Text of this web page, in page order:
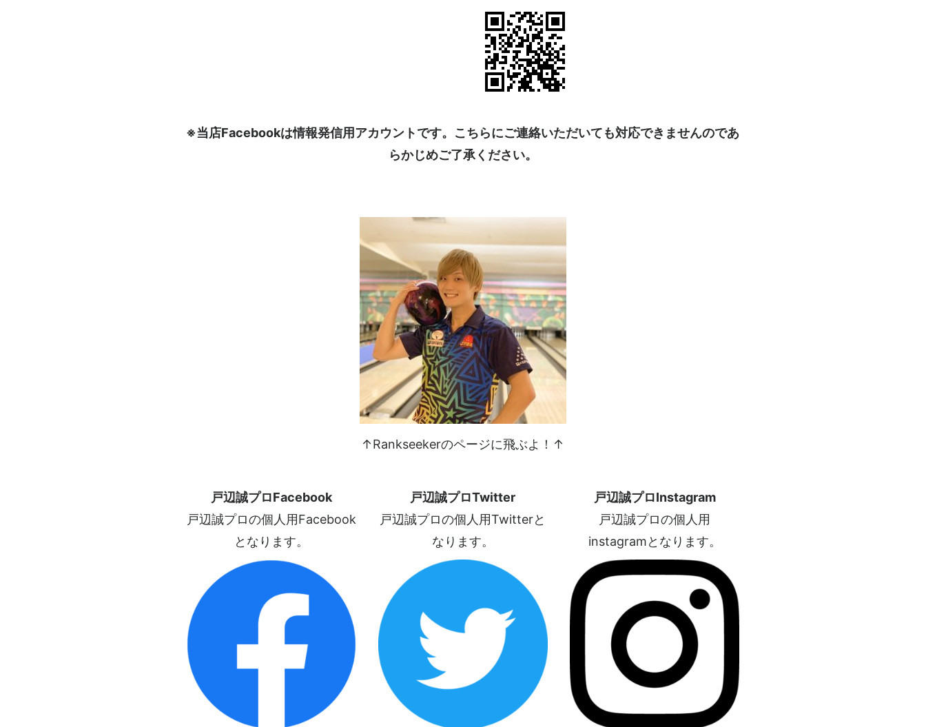
※当店Facebookは情報発信用アカウントです。こちらにご連絡いただいても対応できませんのであ
らかじめご了承ください。
↑Rankseekerのページに飛ぶよ！↑
戸辺誠プロFacebook
戸辺誠プロの個人用Facebook
となります。
戸辺誠プロTwitter
戸辺誠プロの個人用Twitterと
なります。
戸辺誠プロInstagram
戸辺誠プロの個人用
instagramとなります。